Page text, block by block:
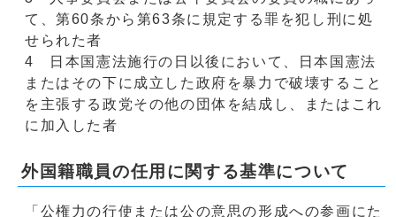
て、第60条から第63条に規定する罪を犯し刑に処
せられた者
4 日本国憲法施行の日以後において、日本国憲法
またはその下に成立した政府を暴力で破壊すること
を主張する政党その他の団体を結成し、またはこれ
に加入した者
外国籍職員の任用に関する基準について
「公権力の行使または公の意思の形成への参画にた